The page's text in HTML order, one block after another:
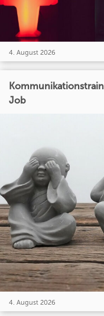
4. August 2026
Job
4. August 2026